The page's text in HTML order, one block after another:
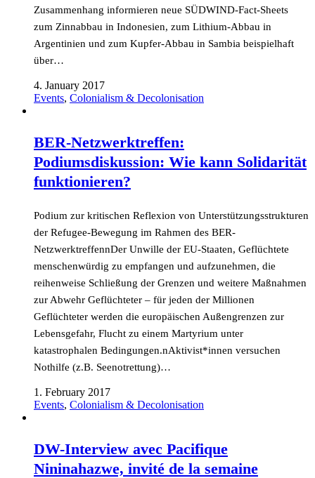
Zusammenhang informieren neue SÜDWIND-Fact-Sheets
zum Zinnabbau in Indonesien, zum Lithium-Abbau in
Argentinien und zum Kupfer-Abbau in Sambia beispielhaft
über…
4. January 2017
Events, Colonialism & Decolonisation
BER-Netzwerktreffen:
Podiumsdiskussion: Wie kann Solidarität
funktionieren?
Podium zur kritischen Reflexion von Unterstützungsstrukturen
der Refugee-Bewegung im Rahmen des BER-
NetzwerktreffennDer Unwille der EU-Staaten, Geflüchtete
menschenwürdig zu empfangen und aufzunehmen, die
reihenweise Schließung der Grenzen und weitere Maßnahmen
zur Abwehr Geflüchteter – für jeden der Millionen
Geflüchteter werden die europäischen Außengrenzen zur
Lebensgefahr, Flucht zu einem Martyrium unter
katastrophalen Bedingungen.nAktivist*innen versuchen
Nothilfe (z.B. Seenotrettung)…
1. February 2017
Events, Colonialism & Decolonisation
DW-Interview avec Pacifique
Nininahazwe, invité de la semaine